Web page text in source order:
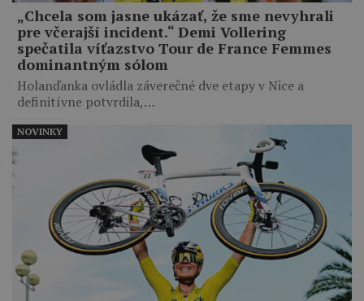
„Chcela som jasne ukázať, že sme nevyhrali
pre včerajší incident.“ Demi Vollering
spečatila víťazstvo Tour de France Femmes
dominantným sólom
Holanďanka ovládla záverečné dve etapy v Nice a
definitívne potvrdila,…
NOVINKY